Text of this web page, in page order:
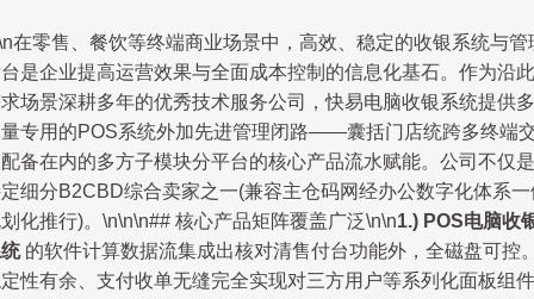
在零售、餐饮等终端商业场景中，高效、稳定的收银系统与管
是企业提高运营效果与全面成本控制的信息化基石。作为沿此
场景深耕多年的优秀技术服务公司，快易电脑收银系统提供多
专用的POS系统外加先进管理闭路——囊括门店统跨多终端
备在内的多方子模块分平台的核心产品流水赋能。公司不仅是
细分B2CBD综合卖家之一(兼容主仓码网经办公数字化体系一
化推行)。\n\n\n## 核心产品矩阵覆盖广泛\n\n1.) POS电脑收
的软件计算数据流集成出核对清售付台功能外，全磁盘可控
性有余、支付收单无缝完全实现对三方用户等系列化面板组件